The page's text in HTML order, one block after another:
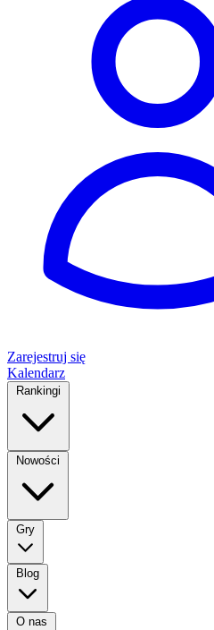
Zarejestruj się
Kalendarz
Rankingi
Nowości
Gry
Blog
O nas